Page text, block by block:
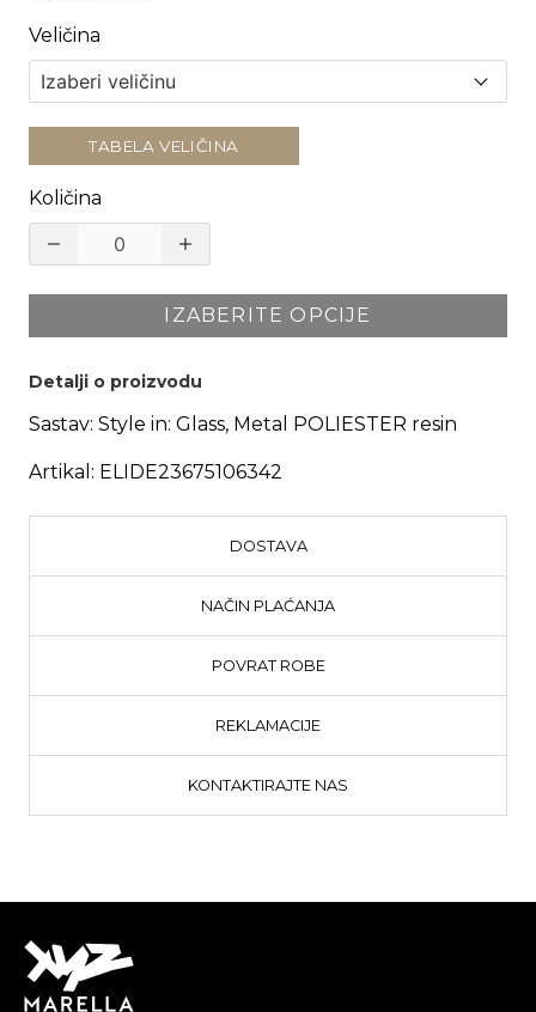
Veličina
TABELA VELIČINA
Količina
IZABERITE OPCIJE
Detalji o proizvodu
Sastav: Style in: Glass, Metal POLIESTER resin
Artikal: ELIDE23675106342
DOSTAVA
NAČIN PLAĆANJA
POVRAT ROBE
REKLAMACIJE
KONTAKTIRAJTE NAS